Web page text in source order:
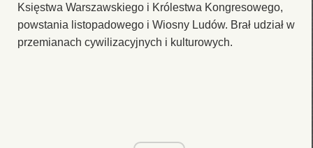
Księstwa Warszawskiego i Królestwa Kongresowego,
powstania listopadowego i Wiosny Ludów. Brał udział w
przemianach cywilizacyjnych i kulturowych.